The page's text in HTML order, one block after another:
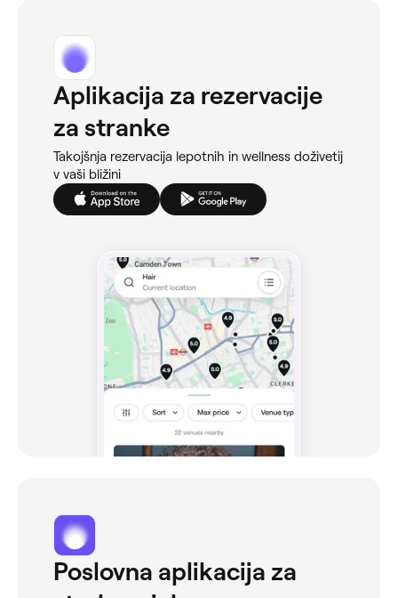
Aplikacija za rezervacije
za stranke
Takojšnja rezervacija lepotnih in wellness doživetij
v vaši bližini
Poslovna aplikacija za